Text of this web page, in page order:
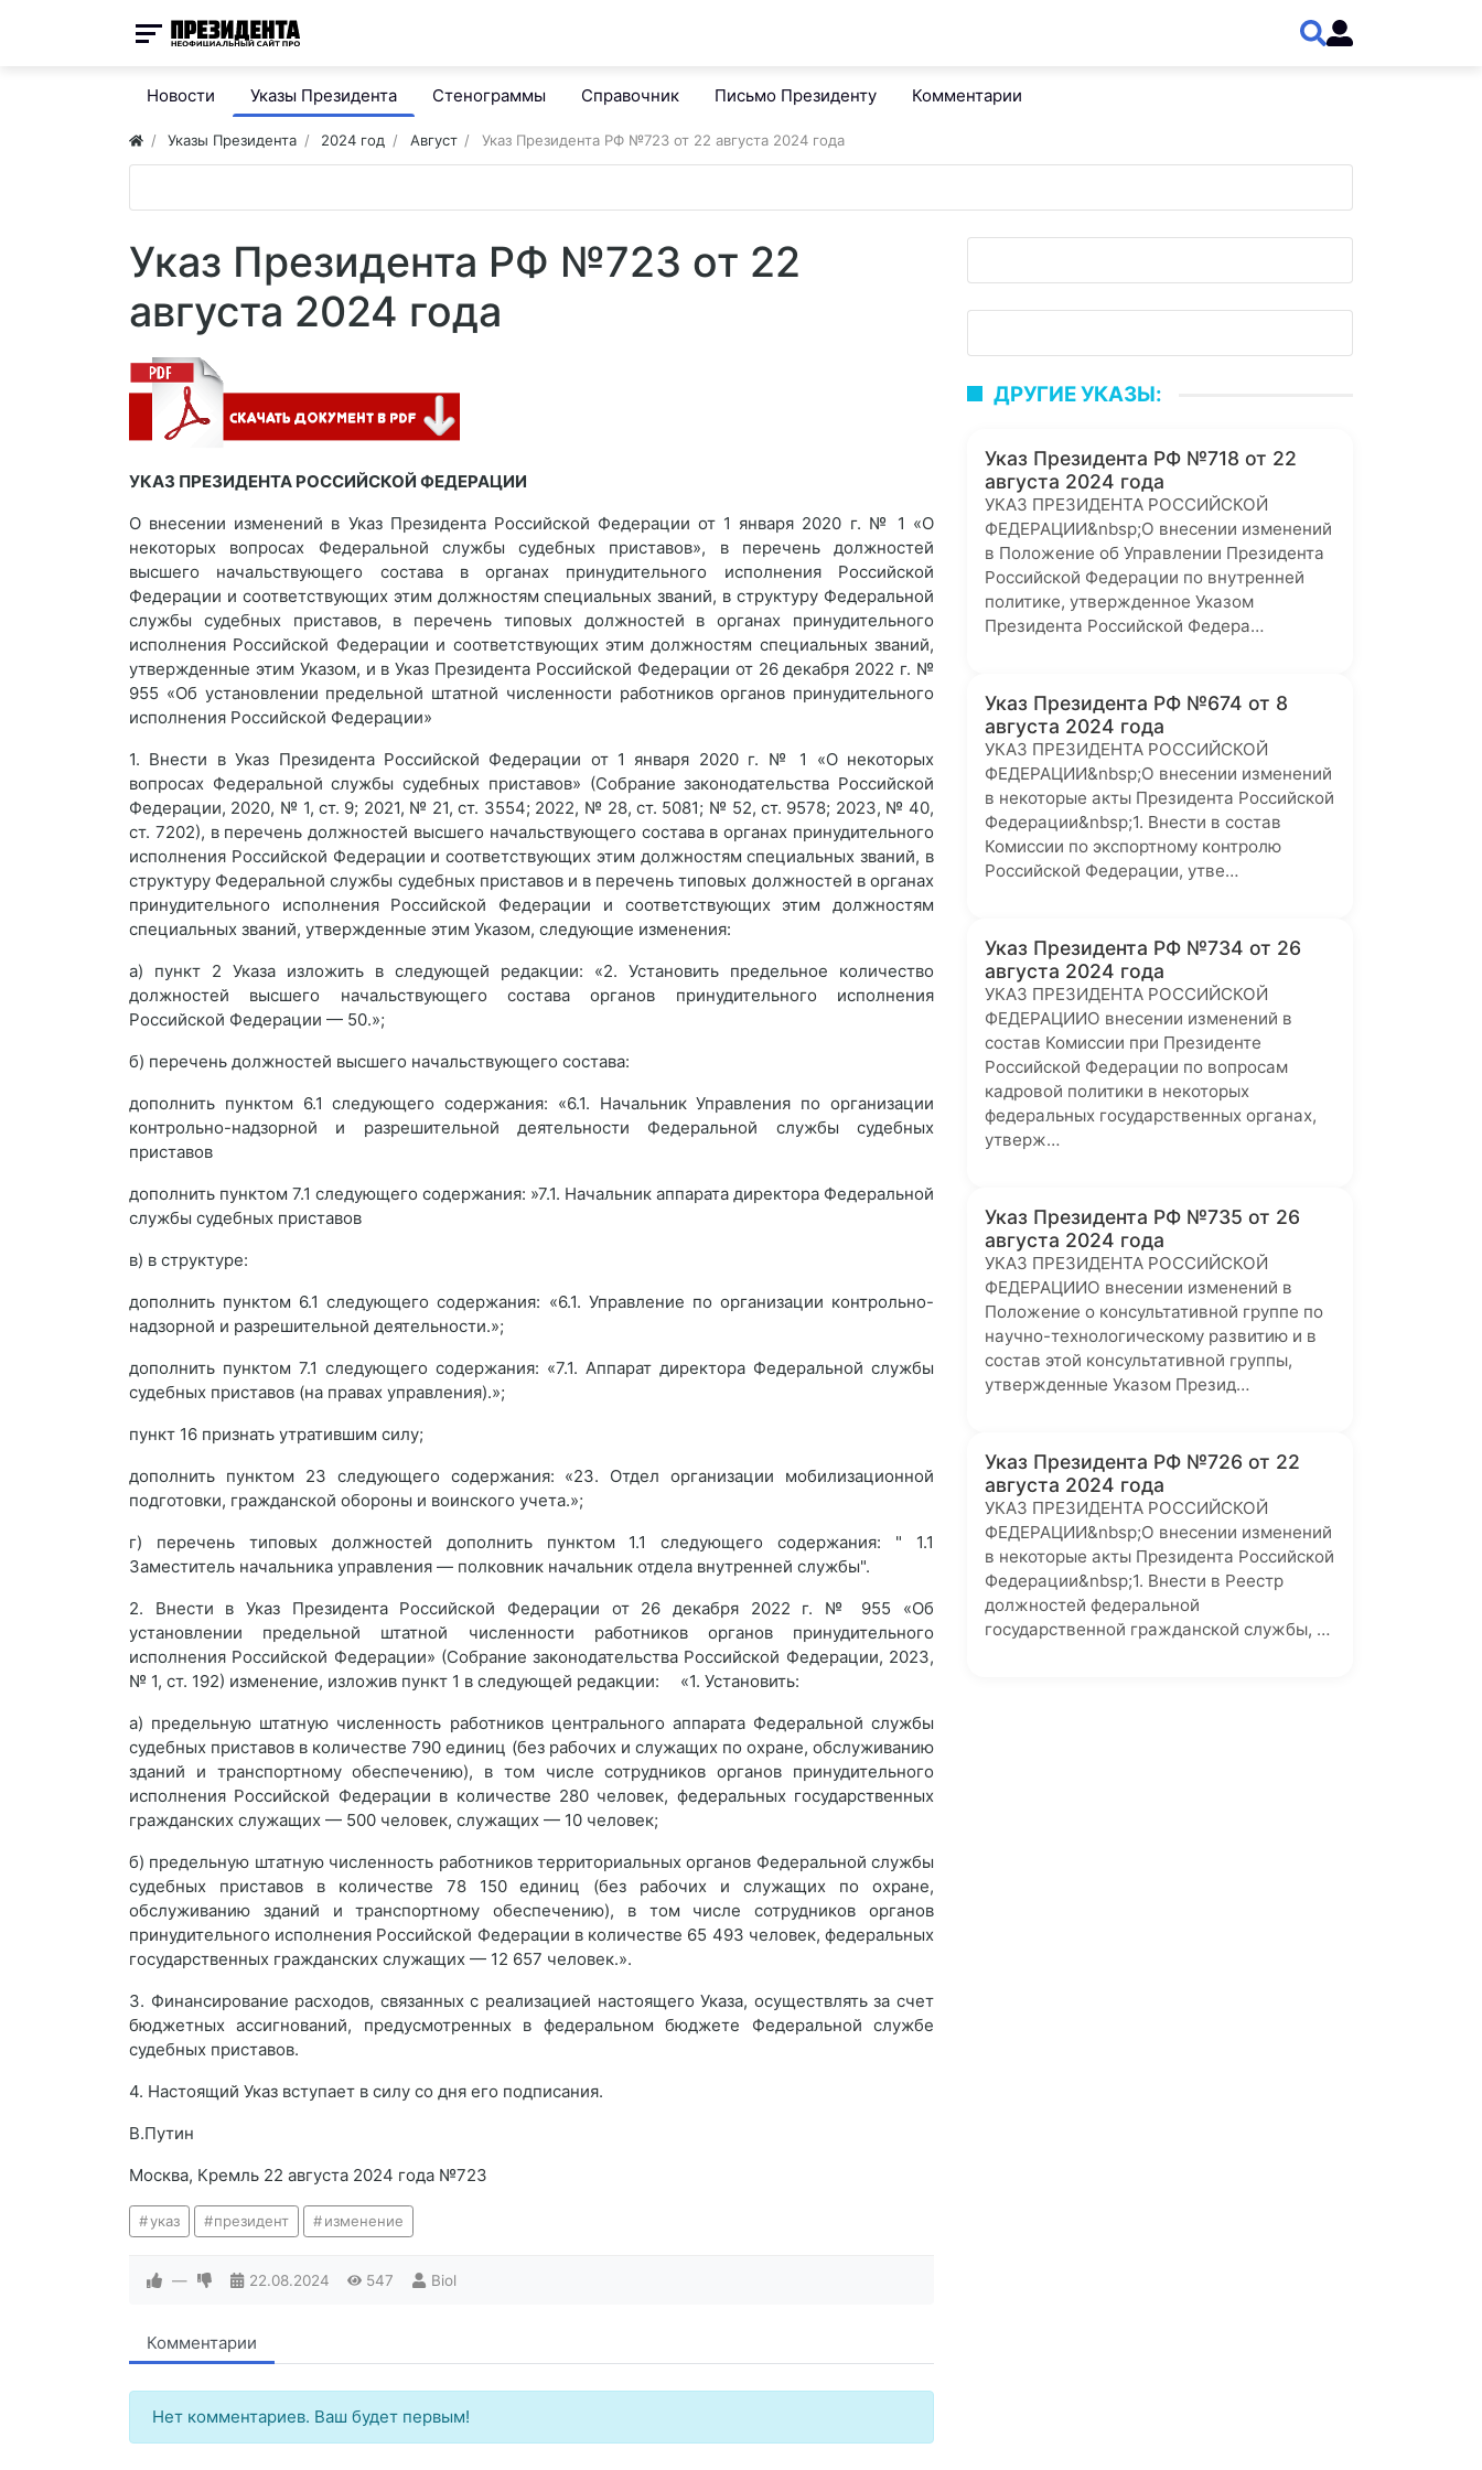
Новости Указы Президента Стенограммы Справочник Письмо Президенту Комментарии
Указы Президента 2024 год Август Указ Президента РФ №723 от 22 августа 2024 года
Указ Президента РФ №723 от 22
августа 2024 года
УКАЗ ПРЕЗИДЕНТА РОССИЙСКОЙ ФЕДЕРАЦИИ
О внесении изменений в Указ Президента Российской Федерации от 1 января 2020 г. № 1 «О
некоторых вопросах Федеральной службы судебных приставов», в перечень должностей
высшего начальствующего состава в органах принудительного исполнения Российской
Федерации и соответствующих этим должностям специальных званий, в структуру Федеральной
службы судебных приставов, в перечень типовых должностей в органах принудительного
исполнения Российской Федерации и соответствующих этим должностям специальных званий,
утвержденные этим Указом, и в Указ Президента Российской Федерации от 26 декабря 2022 г. №
955 «Об установлении предельной штатной численности работников органов принудительного
исполнения Российской Федерации»
1. Внести в Указ Президента Российской Федерации от 1 января 2020 г. № 1 «О некоторых
вопросах Федеральной службы судебных приставов» (Собрание законодательства Российской
Федерации, 2020, № 1, ст. 9; 2021, № 21, ст. 3554; 2022, № 28, ст. 5081; № 52, ст. 9578; 2023, № 40,
ст. 7202), в перечень должностей высшего начальствующего состава в органах принудительного
исполнения Российской Федерации и соответствующих этим должностям специальных званий, в
структуру Федеральной службы судебных приставов и в перечень типовых должностей в органах
принудительного исполнения Российской Федерации и соответствующих этим должностям
специальных званий, утвержденные этим Указом, следующие изменения:
а) пункт 2 Указа изложить в следующей редакции: «2. Установить предельное количество
должностей высшего начальствующего состава органов принудительного исполнения
Российской Федерации — 50.»;
б) перечень должностей высшего начальствующего состава:
дополнить пунктом 6.1 следующего содержания: «6.1. Начальник Управления по организации
контрольно-надзорной и разрешительной деятельности Федеральной службы судебных
приставов
дополнить пунктом 7.1 следующего содержания: »7.1. Начальник аппарата директора Федеральной
службы судебных приставов
в) в структуре:
дополнить пунктом 6.1 следующего содержания: «6.1. Управление по организации контрольно-
надзорной и разрешительной деятельности.»;
дополнить пунктом 7.1 следующего содержания: «7.1. Аппарат директора Федеральной службы
судебных приставов (на правах управления).»;
пункт 16 признать утратившим силу;
дополнить пунктом 23 следующего содержания: «23. Отдел организации мобилизационной
подготовки, гражданской обороны и воинского учета.»;
г) перечень типовых должностей дополнить пунктом 1.1 следующего содержания: " 1.1
Заместитель начальника управления — полковник начальник отдела внутренней службы".
2. Внести в Указ Президента Российской Федерации от 26 декабря 2022 г. № 955 «Об
установлении предельной штатной численности работников органов принудительного
исполнения Российской Федерации» (Собрание законодательства Российской Федерации, 2023,
№ 1, ст. 192) изменение, изложив пункт 1 в следующей редакции: «1. Установить:
а) предельную штатную численность работников центрального аппарата Федеральной службы
судебных приставов в количестве 790 единиц (без рабочих и служащих по охране, обслуживанию
зданий и транспортному обеспечению), в том числе сотрудников органов принудительного
исполнения Российской Федерации в количестве 280 человек, федеральных государственных
гражданских служащих — 500 человек, служащих — 10 человек;
б) предельную штатную численность работников территориальных органов Федеральной службы
судебных приставов в количестве 78 150 единиц (без рабочих и служащих по охране,
обслуживанию зданий и транспортному обеспечению), в том числе сотрудников органов
принудительного исполнения Российской Федерации в количестве 65 493 человек, федеральных
государственных гражданских служащих — 12 657 человек.».
3. Финансирование расходов, связанных с реализацией настоящего Указа, осуществлять за счет
бюджетных ассигнований, предусмотренных в федеральном бюджете Федеральной службе
судебных приставов.
4. Настоящий Указ вступает в силу со дня его подписания.
В.Путин
Москва, Кремль 22 августа 2024 года №723
указ президент изменение
— 22.08.2024 547 Biol
Комментарии
Нет комментариев. Ваш будет первым!
ДРУГИЕ УКАЗЫ:
Указ Президента РФ №718 от 22
августа 2024 года
УКАЗ ПРЕЗИДЕНТА РОССИЙСКОЙ
ФЕДЕРАЦИИ&nbsp;О внесении изменений
в Положение об Управлении Президента
Российской Федерации по внутренней
политике, утвержденное Указом
Президента Российской Федера…
Указ Президента РФ №674 от 8
августа 2024 года
УКАЗ ПРЕЗИДЕНТА РОССИЙСКОЙ
ФЕДЕРАЦИИ&nbsp;О внесении изменений
в некоторые акты Президента Российской
Федерации&nbsp;1. Внести в состав
Комиссии по экспортному контролю
Российской Федерации, утве…
Указ Президента РФ №734 от 26
августа 2024 года
УКАЗ ПРЕЗИДЕНТА РОССИЙСКОЙ
ФЕДЕРАЦИИО внесении изменений в
состав Комиссии при Президенте
Российской Федерации по вопросам
кадровой политики в некоторых
федеральных государственных органах,
утверж…
Указ Президента РФ №735 от 26
августа 2024 года
УКАЗ ПРЕЗИДЕНТА РОССИЙСКОЙ
ФЕДЕРАЦИИО внесении изменений в
Положение о консультативной группе по
научно-технологическому развитию и в
состав этой консультативной группы,
утвержденные Указом Презид…
Указ Президента РФ №726 от 22
августа 2024 года
УКАЗ ПРЕЗИДЕНТА РОССИЙСКОЙ
ФЕДЕРАЦИИ&nbsp;О внесении изменений
в некоторые акты Президента Российской
Федерации&nbsp;1. Внести в Реестр
должностей федеральной
государственной гражданской службы, …